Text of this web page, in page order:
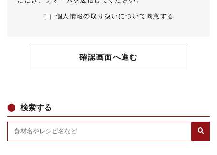
個人情報の取り扱いについて同意する
検索する